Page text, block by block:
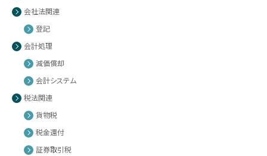
会社法関連
登記
会計処理
減価償却
会計システム
税法関連
貨物税
税金還付
証券取引税